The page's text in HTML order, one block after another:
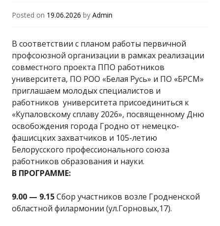
"Гродненский
государственный
университет имени
Янки Купалы"
Posted on 19.06.2026 by Admin
В соответствии с планом работы первичной
профсоюзной организации в рамках реализации
совместного проекта ППО работников
университета, ПО РОО «Белая Русь» и ПО «БРСМ»
приглашаем молодых специалистов и
работников университета присоединиться к
«Купаловскому сплаву 2026», посвященному Дню
освобождения города Гродно от немецко-
фашисцких захватчиков и 105-летию
Белорусского профессионального союза
работников образования и науки.
В ПРОГРАММЕ:
9.00 — 9.15Сбор участников возле Гродненской
областной филармонии (ул.Горновых,17).